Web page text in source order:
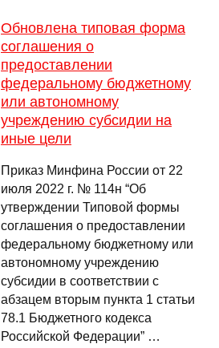
Обновлена типовая форма
соглашения о
предоставлении
федеральному бюджетному
или автономному
учреждению субсидии на
иные цели
Приказ Минфина России от 22
июля 2022 г. № 114н “Об
утверждении Типовой формы
соглашения о предоставлении
федеральному бюджетному или
автономному учреждению
субсидии в соответствии с
абзацем вторым пункта 1 статьи
78.1 Бюджетного кодекса
Российской Федерации” …